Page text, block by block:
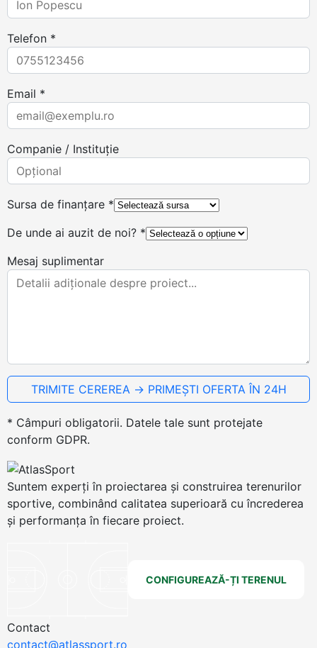
Telefon *
Email *
Companie / Instituție
Sursa de finanțare *
De unde ai auzit de noi? *
Mesaj suplimentar
* Câmpuri obligatorii. Datele tale sunt protejate
conform GDPR.
Suntem experți în proiectarea și construirea terenurilor
sportive, combinând calitatea superioară cu încrederea
și performanța în fiecare proiect.
CONFIGUREAZĂ-ȚI TERENUL
Contact
contact@atlassport.ro